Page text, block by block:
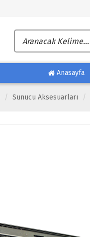
Anasayfa
Sunucu Aksesuarları